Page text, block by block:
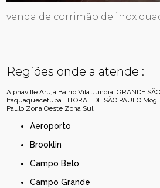
venda de corrimão de inox
Regiões onde a atende :
Alphaville Arujá Bairro Vila Jundiaí GRANDE
Itaquaquecetuba LITORAL DE SÃO PAULO
Paulo Zona Oeste Zona Sul
Aeroporto
Brooklin
Campo Belo
Campo Grande